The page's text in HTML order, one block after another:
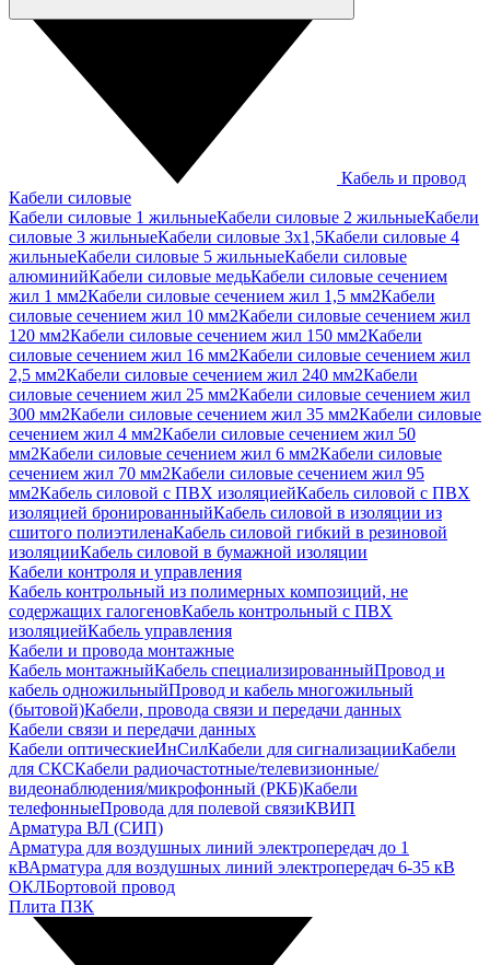
Кабель и провод
Кабели силовые
Кабели силовые 1 жильныеКабели силовые 2 жильныеКабели
силовые 3 жильныеКабели силовые 3х1,5Кабели силовые 4
жильныеКабели силовые 5 жильныеКабели силовые
алюминийКабели силовые медьКабели силовые сечением
жил 1 мм2Кабели силовые сечением жил 1,5 мм2Кабели
силовые сечением жил 10 мм2Кабели силовые сечением жил
120 мм2Кабели силовые сечением жил 150 мм2Кабели
силовые сечением жил 16 мм2Кабели силовые сечением жил
2,5 мм2Кабели силовые сечением жил 240 мм2Кабели
силовые сечением жил 25 мм2Кабели силовые сечением жил
300 мм2Кабели силовые сечением жил 35 мм2Кабели силовые
сечением жил 4 мм2Кабели силовые сечением жил 50
мм2Кабели силовые сечением жил 6 мм2Кабели силовые
сечением жил 70 мм2Кабели силовые сечением жил 95
мм2Кабель силовой с ПВХ изоляциейКабель силовой с ПВХ
изоляцией бронированныйКабель силовой в изоляции из
сшитого полиэтиленаКабель силовой гибкий в резиновой
изоляцииКабель силовой в бумажной изоляции
Кабели контроля и управления
Кабель контрольный из полимерных композиций, не
содержащих галогеновКабель контрольный с ПВХ
изоляциейКабель управления
Кабели и провода монтажные
Кабель монтажныйКабель специализированныйПровод и
кабель одножильныйПровод и кабель многожильный
(бытовой)Кабели, провода связи и передачи данных
Кабели связи и передачи данных
Кабели оптическиеИнСилКабели для сигнализацииКабели
для СКСКабели радиочастотные/телевизионные/
видеонаблюдения/микрофонный (РКБ)Кабели
телефонныеПровода для полевой связиКВИП
Арматура ВЛ (СИП)
Арматура для воздушных линий электропередач до 1
кВАрматура для воздушных линий электропередач 6-35 кВ
ОКЛБортовой провод
Плита ПЗК